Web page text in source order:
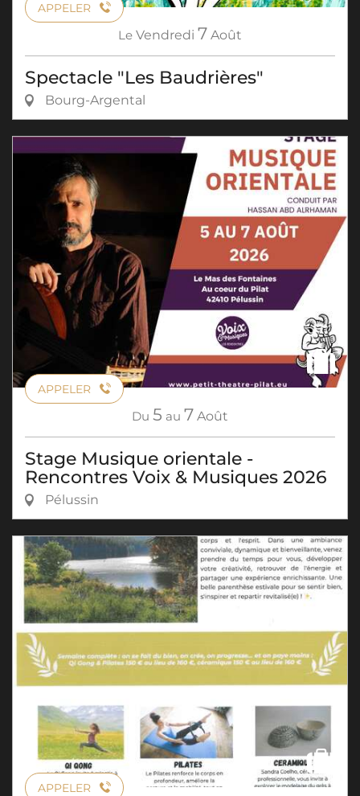
APPELER
Le Vendredi 7 Août
Spectacle "Les Baudrières"
Bourg-Argental
APPELER
Du 5 au 7 Août
Stage Musique orientale -
Rencontres Voix & Musiques 2026
Pélussin
APPELER